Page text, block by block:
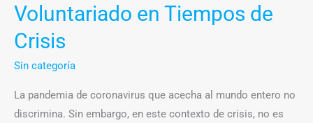
Voluntariado en Tiempos de
Crisis
Sin categoría
La pandemia de coronavirus que acecha al mundo entero no
discrimina. Sin embargo, en este contexto de crisis, no es